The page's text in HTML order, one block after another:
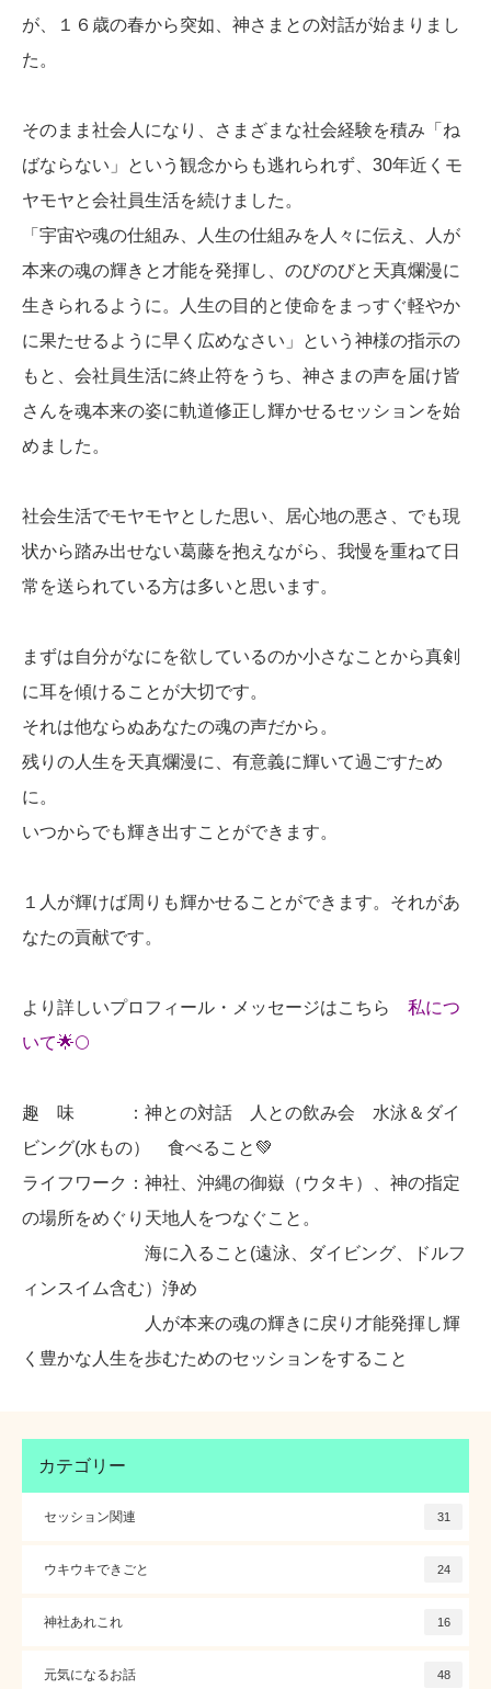
が、１６歳の春から突如、神さまとの対話が始まりまし
た。
そのまま社会人になり、さまざまな社会経験を積み「ね
ばならない」という観念からも逃れられず、30年近くモ
ヤモヤと会社員生活を続けました。
「宇宙や魂の仕組み、人生の仕組みを人々に伝え、人が
本来の魂の輝きと才能を発揮し、のびのびと天真爛漫に
生きられるように。人生の目的と使命をまっすぐ軽やか
に果たせるように早く広めなさい」という神様の指示の
もと、会社員生活に終止符をうち、神さまの声を届け皆
さんを魂本来の姿に軌道修正し輝かせるセッションを始
めました。
社会生活でモヤモヤとした思い、居心地の悪さ、でも現
状から踏み出せない葛藤を抱えながら、我慢を重ねて日
常を送られている方は多いと思います。
まずは自分がなにを欲しているのか小さなことから真剣
に耳を傾けることが大切です。
それは他ならぬあなたの魂の声だから。
残りの人生を天真爛漫に、有意義に輝いて過ごすため
に。
いつからでも輝き出すことができます。
１人が輝けば周りも輝かせることができます。それがあ
なたの貢献です。
より詳しいプロフィール・メッセージはこちら 私につ
いて🌟🌕
趣 味 ：神との対話 人との飲み会 水泳＆ダイ
ビング(水もの） 食べること💚
ライフワーク：神社、沖縄の御嶽（ウタキ）、神の指定
の場所をめぐり天地人をつなぐこと。
海に入ること(遠泳、ダイビング、ドルフ
ィンスイム含む）浄め
人が本来の魂の輝きに戻り才能発揮し輝
く豊かな人生を歩むためのセッションをすること
カテゴリー
セッション関連 31
ウキウキできごと 24
神社あれこれ 16
元気になるお話 48